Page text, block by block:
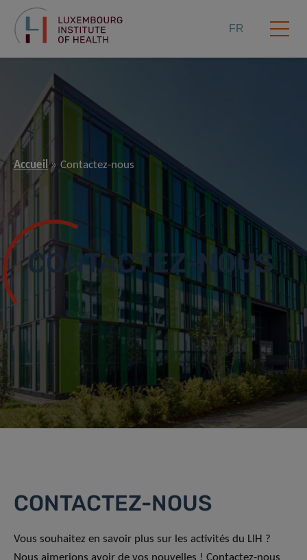
FR
Accueil Contactez-nous
CONTACTEZ-NOUS
CONTACTEZ-NOUS
Vous souhaitez en savoir plus sur les activités du LIH ?